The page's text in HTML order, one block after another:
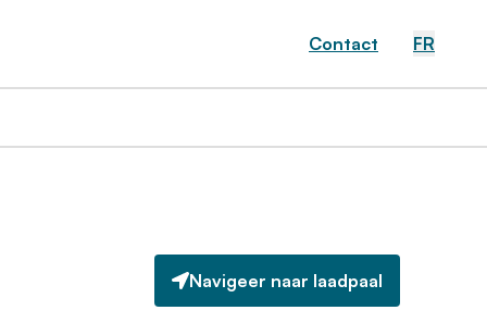
Contact FR
Navigeer naar laadpaal